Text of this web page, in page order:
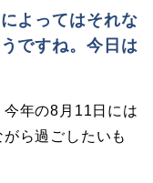
よってはそれな
ですね。今日は
年の8月11日には
ら過ごしたいも